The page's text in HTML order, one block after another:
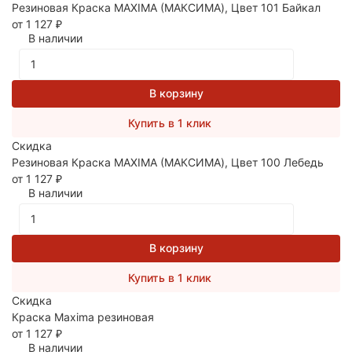
Резиновая Краска MAXIMA (МАКСИМА), Цвет 101 Байкал
от 1 127 ₽
В наличии
В корзину
Купить в 1 клик
Скидка
Резиновая Краска MAXIMA (МАКСИМА), Цвет 100 Лебедь
от 1 127 ₽
В наличии
В корзину
Купить в 1 клик
Скидка
Краска Maxima резиновая
от 1 127 ₽
В наличии